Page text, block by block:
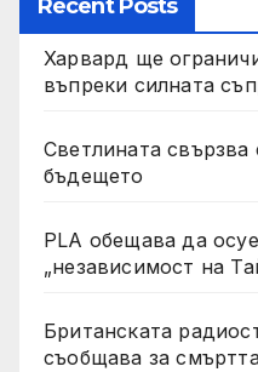
Recent Posts
Харвард ще
въпреки силната
Светлината
бъдещето
PLA обещава да
„независимост на
Британската
съобщава за